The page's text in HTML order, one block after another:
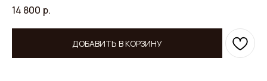
14 800 р.
ДОБАВИТЬ В КОРЗИНУ